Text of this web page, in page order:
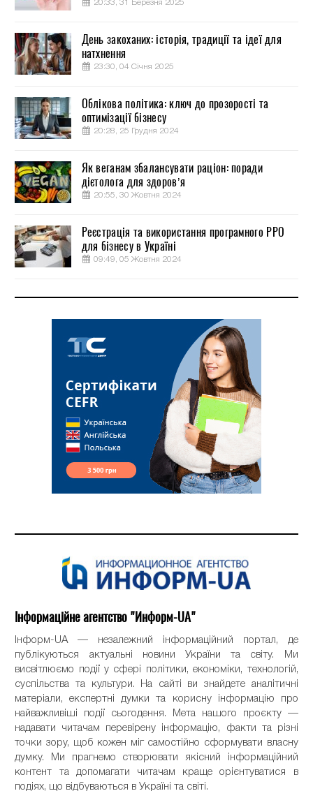
20:33, 31 Березня 2025
День закоханих: історія, традиції та ідеї для
натхнення
23:30, 04 Січня 2025
Облікова політика: ключ до прозорості та
оптимізації бізнесу
20:28, 25 Грудня 2024
Як веганам збалансувати раціон: поради
дієтолога для здоров’я
20:55, 30 Жовтня 2024
Реєстрація та використання програмного РРО
для бізнесу в Україні
09:49, 05 Жовтня 2024
Інформаційне агентство "Информ-UA"
Інформ-UA — незалежний інформаційний портал, де
публікуються актуальні новини України та світу. Ми
висвітлюємо події у сфері політики, економіки, технологій,
суспільства та культури. На сайті ви знайдете аналітичні
матеріали, експертні думки та корисну інформацію про
найважливіші події сьогодення. Мета нашого проєкту —
надавати читачам перевірену інформацію, факти та різні
точки зору, щоб кожен міг самостійно сформувати власну
думку. Ми прагнемо створювати якісний інформаційний
контент та допомагати читачам краще орієнтуватися в
подіях, що відбуваються в Україні та світі.